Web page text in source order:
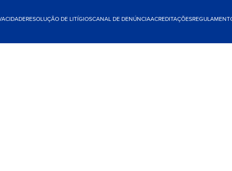
RESOLUÇÃO DE LITÍGIOSCANAL DE DENÚNCIAACREDITAÇÕES